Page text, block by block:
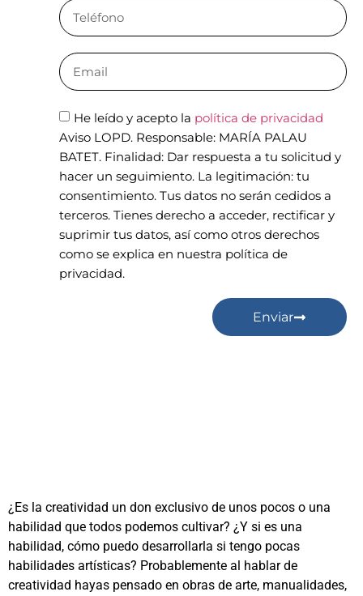
He leído y acepto la política de privacidad
Aviso LOPD. Responsable: MARÍA PALAU
BATET. Finalidad: Dar respuesta a tu solicitud y
hacer un seguimiento. La legitimación: tu
consentimiento. Tus datos no serán cedidos a
terceros. Tienes derecho a acceder, rectificar y
suprimir tus datos, así como otros derechos
como se explica en nuestra política de
privacidad.
Enviar
¿Es la creatividad un don exclusivo de unos pocos o una
habilidad que todos podemos cultivar? ¿Y si es una
habilidad, cómo puedo desarrollarla si tengo pocas
habilidades artísticas? Probablemente al hablar de
creatividad hayas pensado en obras de arte, manualidades,